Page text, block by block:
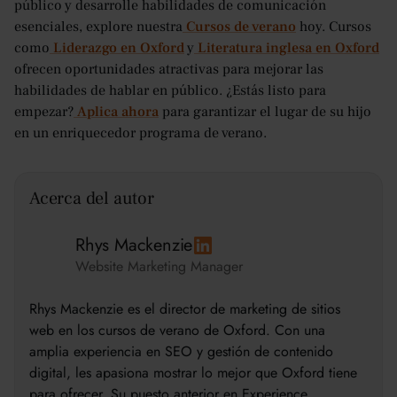
público y desarrolle habilidades de comunicación
esenciales, explore nuestra Cursos de verano hoy. Cursos
como Liderazgo en Oxfordy Literatura inglesa en Oxford
ofrecen oportunidades atractivas para mejorar las
habilidades de hablar en público. ¿Estás listo para
empezar? Aplica ahora para garantizar el lugar de su hijo
en un enriquecedor programa de verano.
Acerca del autor
Rhys Mackenzie
Website Marketing Manager
Rhys Mackenzie es el director de marketing de sitios
web en los cursos de verano de Oxford. Con una
amplia experiencia en SEO y gestión de contenido
digital, les apasiona mostrar lo mejor que Oxford tiene